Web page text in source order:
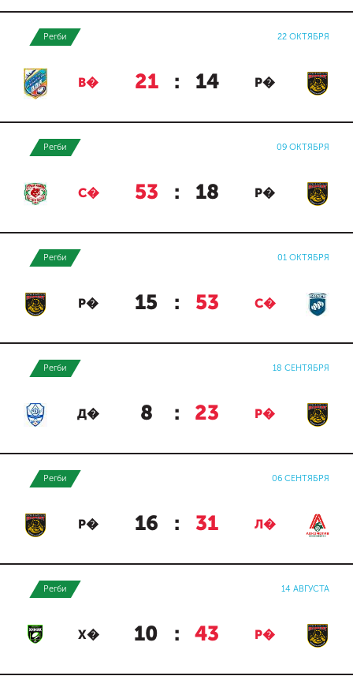
Регби 22 ОКТЯБРЯ
В� 21 : 14 Р�
Регби 09 ОКТЯБРЯ
С� 53 : 18 Р�
Регби 01 ОКТЯБРЯ
Р� 15 : 53 С�
Регби 18 СЕНТЯБРЯ
Д� 8 : 23 Р�
Регби 06 СЕНТЯБРЯ
Р� 16 : 31 Л�
Регби 14 АВГУСТА
Х� 10 : 43 Р�